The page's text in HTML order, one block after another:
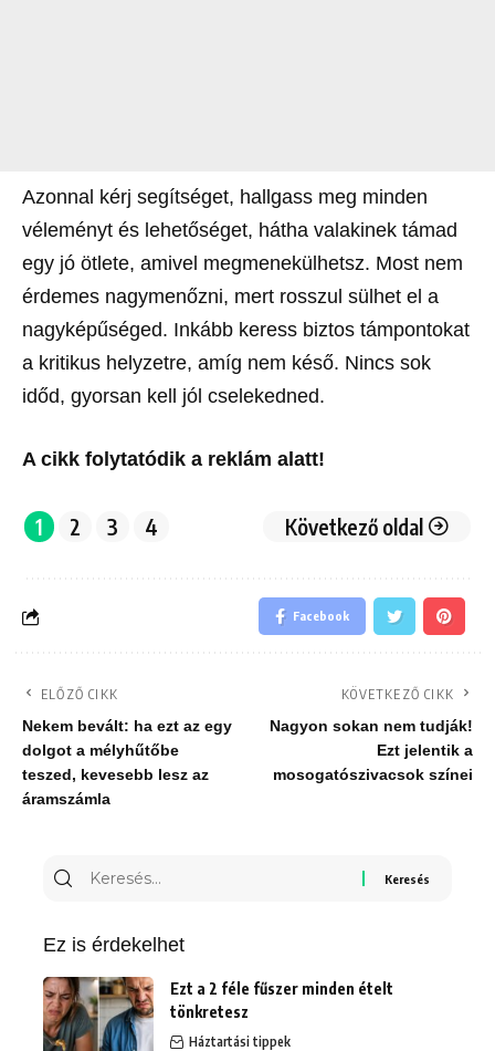
Azonnal kérj segítséget, hallgass meg minden
véleményt és lehetőséget, hátha valakinek támad
egy jó ötlete, amivel megmenekülhetsz. Most nem
érdemes nagymenőzni, mert rosszul sülhet el a
nagyképűséged. Inkább keress biztos támpontokat
a kritikus helyzetre, amíg nem késő. Nincs sok
időd, gyorsan kell jól cselekedned.
A cikk folytatódik a reklám alatt!
1 2 3 4 Következő oldal
Facebook
ELŐZŐ CIKK
Nekem bevált: ha ezt az egy
dolgot a mélyhűtőbe
teszed, kevesebb lesz az
áramszámla
KÖVETKEZŐ CIKK
Nagyon sokan nem tudják!
Ezt jelentik a
mosogatószivacsok színei
Keresés
Ez is érdekelhet
Ezt a 2 féle fűszer minden ételt
tönkretesz
Háztartási tippek